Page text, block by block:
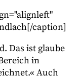
caption]
Das ist glaube
in
Auch